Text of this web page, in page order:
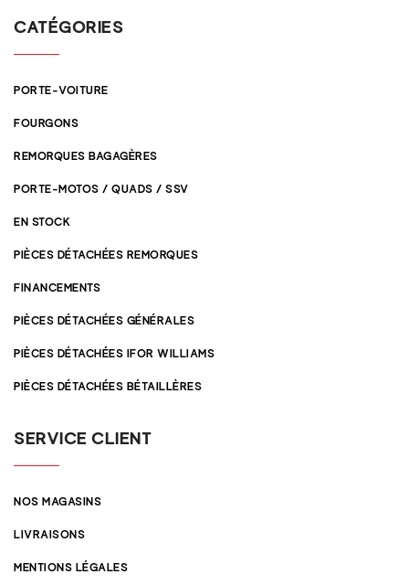
CATÉGORIES
PORTE-VOITURE
FOURGONS
REMORQUES BAGAGÈRES
PORTE-MOTOS / QUADS / SSV
EN STOCK
PIÈCES DÉTACHÉES REMORQUES
FINANCEMENTS
PIÈCES DÉTACHÉES GÉNÉRALES
PIÈCES DÉTACHÉES IFOR WILLIAMS
PIÈCES DÉTACHÉES BÉTAILLÈRES
SERVICE CLIENT
NOS MAGASINS
LIVRAISONS
MENTIONS LÉGALES